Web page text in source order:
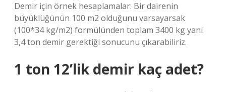
Demir için örnek hesaplamalar: Bir dairenin
büyüklüğünün 100 m2 olduğunu varsayarsak
(100*34 kg/m2) formülünden toplam 3400 kg yani
3,4 ton demir gerektiği sonucunu çıkarabiliriz.
1 ton 12’lik demir kaç adet?